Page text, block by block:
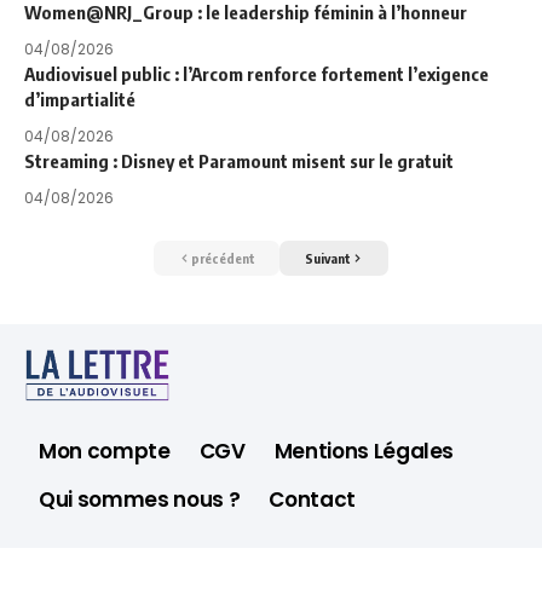
Women@NRJ_Group : le leadership féminin à l’honneur
04/08/2026
Audiovisuel public : l’Arcom renforce fortement l’exigence
d’impartialité
04/08/2026
Streaming : Disney et Paramount misent sur le gratuit
04/08/2026
précédent Suivant
Mon compte CGV
Mentions Légales
Qui sommes nous ?
Contact